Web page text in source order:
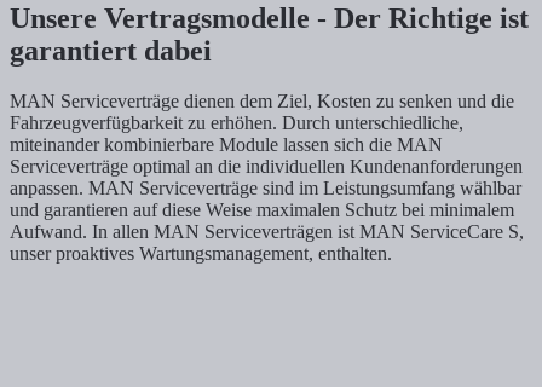
Unsere Vertragsmodelle - Der Richtige ist
garantiert dabei
MAN Serviceverträge dienen dem Ziel, Kosten zu senken und die
Fahrzeugverfügbarkeit zu erhöhen. Durch unterschiedliche,
miteinander kombinierbare Module lassen sich die MAN
Serviceverträge optimal an die individuellen Kundenanforderungen
anpassen. MAN Serviceverträge sind im Leistungsumfang wählbar
und garantieren auf diese Weise maximalen Schutz bei minimalem
Aufwand. In allen MAN Serviceverträgen ist MAN ServiceCare S,
unser proaktives Wartungsmanagement, enthalten.